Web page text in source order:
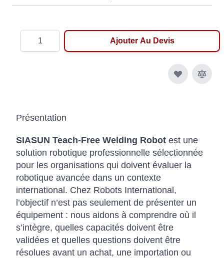
Ajouter Au Devis
Présentation
SIASUN Teach-Free Welding Robot est une
solution robotique professionnelle sélectionnée
pour les organisations qui doivent évaluer la
robotique avancée dans un contexte
international. Chez Robots International,
l’objectif n’est pas seulement de présenter un
équipement : nous aidons à comprendre où il
s’intègre, quelles capacités doivent être
validées et quelles questions doivent être
résolues avant un achat, une importation ou